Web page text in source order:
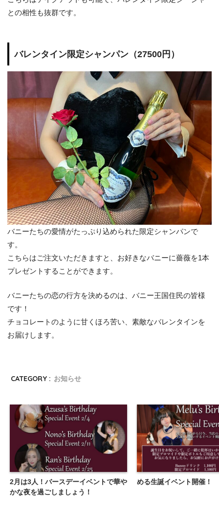
との相性も抜群です。
バレンタイン限定シャンパン（27500円）
バニーたちの愛情がたっぷり込められた限定シャンパンで
す。
こちらはご注文いただきますと、お好きなバニーに薔薇を1本
プレゼントすることができます。
バニーたちの恋の行方を決めるのは、バニー王国住民の皆様
です！
チョコレートのように甘くほろ苦い、素敵なバレンタインを
お届けします。
CATEGORY : お知らせ
2月は3人！バースデーイベントで華や
かな夜を過ごしましょう！
める生誕イベント開催！